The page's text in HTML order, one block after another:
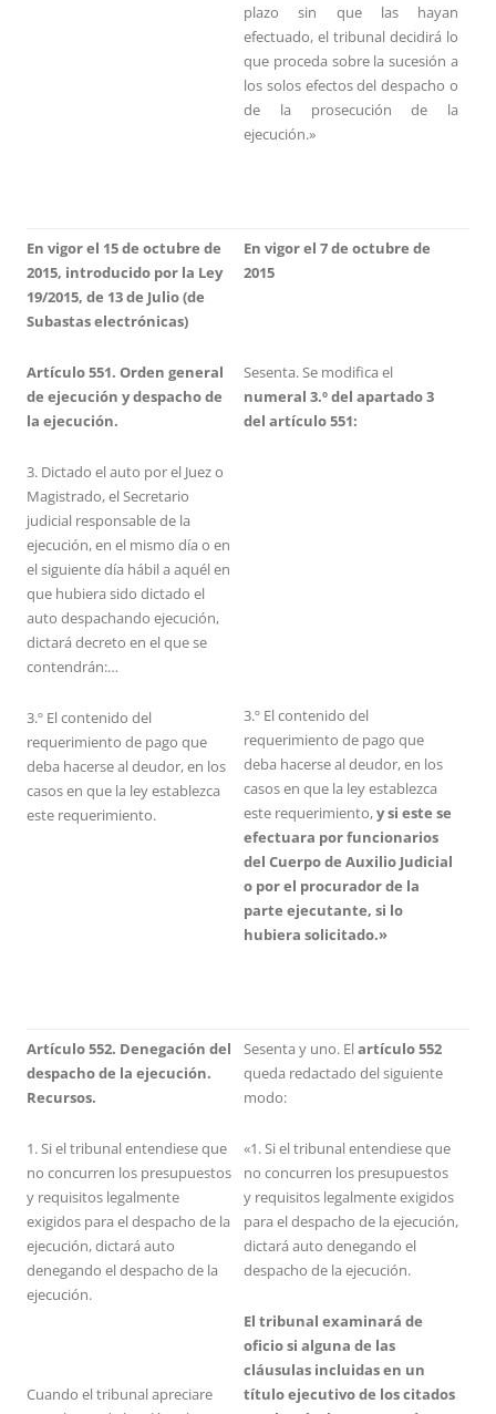
plazo sin que las hayan
efectuado, el tribunal decidirá lo
que proceda sobre la sucesión a
los solos efectos del despacho o
de la prosecución de la
ejecución.»
En vigor el 15 de octubre de
2015, introducido por la Ley
19/2015, de 13 de Julio (de
Subastas electrónicas)
Artículo 551. Orden general
de ejecución y despacho de
la ejecución.
3. Dictado el auto por el Juez o
Magistrado, el Secretario
judicial responsable de la
ejecución, en el mismo día o en
el siguiente día hábil a aquél en
que hubiera sido dictado el
auto despachando ejecución,
dictará decreto en el que se
contendrán:…
3.º El contenido del
requerimiento de pago que
deba hacerse al deudor, en los
casos en que la ley establezca
este requerimiento.
En vigor el 7 de octubre de
2015
Sesenta. Se modifica el
numeral 3.º del apartado 3
del artículo 551:
3.º El contenido del
requerimiento de pago que
deba hacerse al deudor, en los
casos en que la ley establezca
este requerimiento,y si este se
efectuara por funcionarios
del Cuerpo de Auxilio Judicial
o por el procurador de la
parte ejecutante, si lo
hubiera solicitado.»
Artículo 552. Denegación del
despacho de la ejecución.
Recursos.
1. Si el tribunal entendiese que
no concurren los presupuestos
y requisitos legalmente
exigidos para el despacho de la
ejecución, dictará auto
denegando el despacho de la
ejecución.
Cuando el tribunal apreciare
Sesenta y uno. Elartículo 552
queda redactado del siguiente
modo:
«1. Si el tribunal entendiese que
no concurren los presupuestos
y requisitos legalmente exigidos
para el despacho de la ejecución,
dictará auto denegando el
despacho de la ejecución.
El tribunal examinará de
oficio si alguna de las
cláusulas incluidas en un
título ejecutivo de los citados